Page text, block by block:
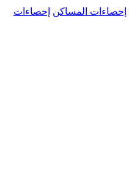
إحصاءات المساكن إحصاءات